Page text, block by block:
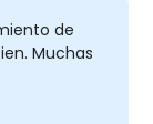
de
Muchas